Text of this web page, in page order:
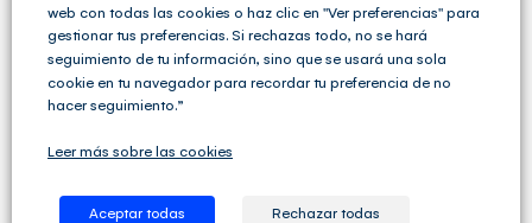
Cegid Club del Asesor no solo ofrece soluciones de
va un paso más allá y ofrece una amplia variedad de
Profesionales.
web con todas las cookies o haz clic en "Ver preferencias" para
gestionar tus preferencias. Si rechazas todo, no se hará
seguimiento de tu información, sino que se usará una sola
cookie en tu navegador para recordar tu preferencia de no
hacer seguimiento.”
Leer más sobre las cookies
Aceptar todas Rechazar todas